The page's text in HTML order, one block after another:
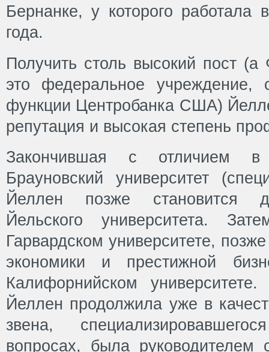
Бернанке, у которого работала
года.
Получить столь высокий пост
это федеральное
функции Центробанка США)
репутация и высокая степень
Закончившая с отличием в
Брауновский университет
Йеллен позже становится
Йельского университета.
Гарвардском университете,
экономики и престижной
Калифорнийском
Йеллен продолжила уже в
звена,
вопросах, была руководителем